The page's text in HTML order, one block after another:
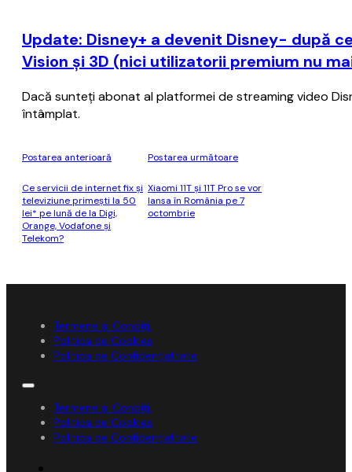
Update: Disney+ a devenit Disney- după
Vision şi 3D (nici utilizatorii premium nu
Dacă sunteţi abonat al platformei de streaming video
întâmplat.
Postarea anterioară
Ce servicii de internet fix și
televiziune primești la 50
lei* pe lună de la Digi,
Orange, Vodafone și
Telekom?
Postarea următoare
Xiaomi 11T şi 11T Pro se vor
lansa în România pe 7
octombrie
Termene și Condiții
Politica de Cookies
Politica de Confidențialitate
Termene și Condiții
Politica de Cookies
Politica de Confidențialitate